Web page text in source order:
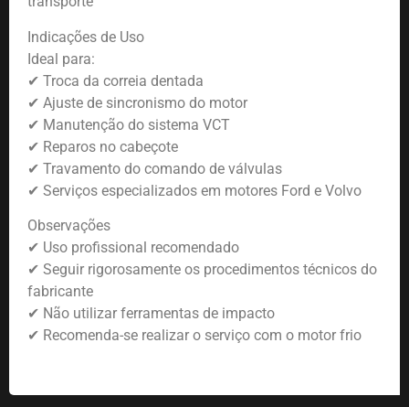
Indicações de Uso
Ideal para:
✔ Troca da correia dentada
✔ Ajuste de sincronismo do motor
✔ Manutenção do sistema VCT
✔ Reparos no cabeçote
✔ Travamento do comando de válvulas
✔ Serviços especializados em motores Ford e Volvo
Observações
✔ Uso profissional recomendado
✔ Seguir rigorosamente os procedimentos técnicos do
fabricante
✔ Não utilizar ferramentas de impacto
✔ Recomenda-se realizar o serviço com o motor frio